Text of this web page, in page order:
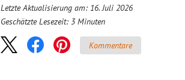
Letzte Aktualisierung am: 16. Juli 2026
Geschätzte Lesezeit: 3 Minuten
Kommentare